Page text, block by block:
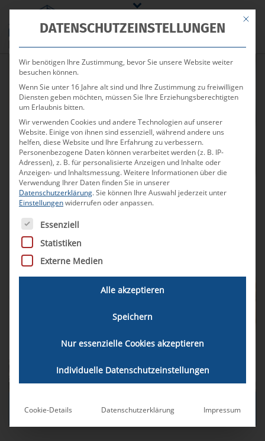
Ihr persönlicher
Immobilienmakler in Basel &
der Schweiz
Professionelle Beratung
Umfangreiches Portfolio
Kostenlose Immobilienbewertung
Zur Immobilienbewertung
LIBA & PARTNER IMMOBILIEN AG
Mit
DATENSCHUTZEINSTELLUNGEN
Wir benötigen Ihre Zustimmung, bevor Sie unsere Website weiter
besuchen können.
Wenn Sie unter 16 Jahre alt sind und Ihre Zustimmung zu freiwilligen
Diensten geben möchten, müssen Sie Ihre Erziehungsberechtigten
um Erlaubnis bitten.
Wir verwenden Cookies und andere Technologien auf unserer
Website. Einige von ihnen sind essenziell, während andere uns
helfen, diese Website und Ihre Erfahrung zu verbessern.
Personenbezogene Daten können verarbeitet werden (z. B. IP-
Adressen), z. B. für personalisierte Anzeigen und Inhalte oder
Anzeigen- und Inhaltsmessung.Weitere Informationen über die
Verwendung Ihrer Daten finden Sie in unserer
Datenschutzerklärung.Sie können Ihre Auswahl jederzeit unter
Einstellungenwiderrufen oder anpassen.
Es folgt eine Liste der Service-Gruppen, für die eine
Essenziell
Statistiken
Externe Medien
Alle akzeptieren
Speichern
Nur essenzielle Cookies akzeptieren
Individuelle Datenschutzeinstellungen
Cookie-Details Datenschutzerklärung Impressum